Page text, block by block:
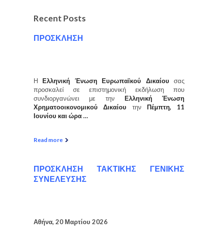
Recent Posts
ΠΡΟΣΚΛΗΣΗ
ΗΕλληνική Ένωση Ευρωπαϊκού Δικαίου σας
προσκαλεί σε επιστημονική εκδήλωση που
συνδιοργανώνει με την Ελληνική Ένωση
Χρηματοοικονομικού Δικαίου την Πέμπτη, 11
Ιουνίου και ώρα …
Read more
ΠΡΟΣΚΛΗΣΗ ΤΑΚΤΙΚΗΣ ΓΕΝΙΚΗΣ
ΣΥΝΕΛΕΥΣΗΣ
Αθήνα, 20 Μαρτίου 2026